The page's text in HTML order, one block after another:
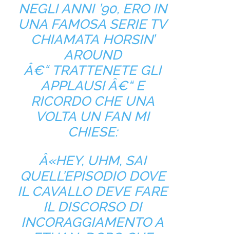
NEGLI ANNI ’90, ERO IN
UNA FAMOSA SERIE TV
CHIAMATA HORSIN’
AROUND
Â€“ TRATTENETE GLI
APPLAUSI Â€“ E
RICORDO CHE UNA
VOLTA UN FAN MI
CHIESE:
Â«HEY, UHM, SAI
QUELL’EPISODIO DOVE
IL CAVALLO DEVE FARE
IL DISCORSO DI
INCORAGGIAMENTO A